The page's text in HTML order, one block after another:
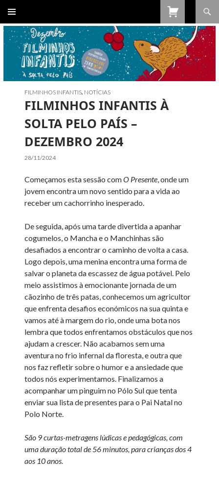
PARA
O
CONTEÚDO
FILMINHOS INFANTIS, NOTÍCIAS
FILMINHOS INFANTIS À
SOLTA PELO PAÍS –
DEZEMBRO 2024
28/11/2024
Começamos esta sessão comO Presente, onde um
jovem encontra um novo sentido para a vida ao
receber um cachorrinho inesperado.
De seguida, após uma tarde divertida a apanhar
cogumelos, o Mancha e o Manchinhas são
desafiados a encontrar o caminho de volta a casa.
Logo depois, uma menina encontra uma forma de
salvar o planeta da escassez de água potável. Pelo
meio assistimos à emocionante jornada de um
cãozinho de três patas, conhecemos um agricultor
que enfrenta desafios económicos na sua quinta e
vamos até à margem do rio, onde uma bota nos
lembra que todos enfrentamos obstáculos que nos
ajudam a crescer. Não acabamos sem uma
aventura no frio infernal da floresta, e outra que
nos faz refletir sobre o humor e a ansiedade que
todos nós experimentamos. Finalizamos a
acompanhar um pinguim no Pólo Sul que tenta
enviar sua lista de presentes para o Pai Natal no
Polo Norte.
São 9 curtas-metragens lúdicas e pedagógicas, com
uma duração total de 56 minutos, para crianças dos 4
aos 10 anos.